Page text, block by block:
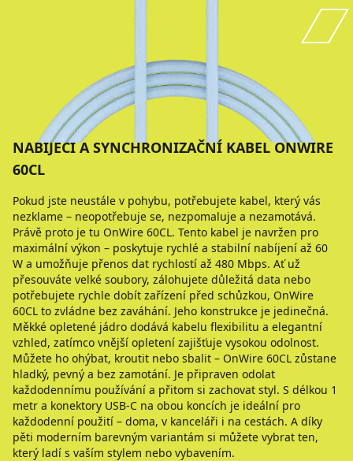
NABÍJECÍ A SYNCHRONIZAČNÍ KABEL ONWIRE
60CL
Pokud jste neustále v pohybu, potřebujete kabel, který vás
nezklame – neopotřebuje se, nezpomaluje a nezamotává.
Právě proto je tu OnWire 60CL. Tento kabel je navržen pro
maximální výkon – poskytuje rychlé a stabilní nabíjení až 60
W a umožňuje přenos dat rychlostí až 480 Mbps. Ať už
přesouváte velké soubory, zálohujete důležitá data nebo
potřebujete rychle dobít zařízení před schůzkou, OnWire
60CL to zvládne bez zaváhání. Jeho konstrukce je jedinečná.
Měkké opletené jádro dodává kabelu flexibilitu a elegantní
vzhled, zatímco vnější opletení zajišťuje vysokou odolnost.
Můžete ho ohýbat, kroutit nebo sbalit – OnWire 60CL zůstane
hladký, pevný a bez zamotání. Je připraven odolat
každodennímu používání a přitom si zachovat styl. S délkou 1
metr a konektory USB-C na obou koncích je ideální pro
každodenní použití – doma, v kanceláři i na cestách. A díky
pěti moderním barevným variantám si můžete vybrat ten,
který ladí s vaším stylem nebo vybavením.